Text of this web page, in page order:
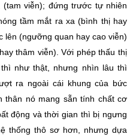
viễn); đứng trước tự nhiên
tầm mắt ra xa (bình thị hay
lên (ngưỡng quan hay cao viễn)
thâm viễn). Với phép thấu thị
như thật, nhưng nhìn lâu thì
ra ngoài cái khung của bức
thân nó mang sẵn tính chất cơ
động và thời gian thì bị ngưng
thống thô sơ hơn, nhưng dựa